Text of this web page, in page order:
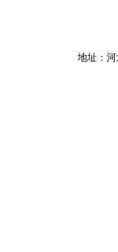
地址：河